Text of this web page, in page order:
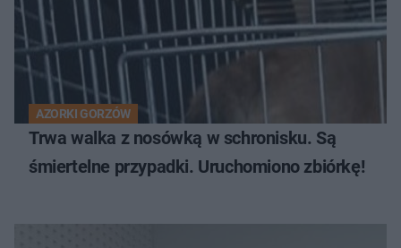
AZORKI GORZÓW
Trwa walka z nosówką w schronisku. Są
śmiertelne przypadki. Uruchomiono zbiórkę!